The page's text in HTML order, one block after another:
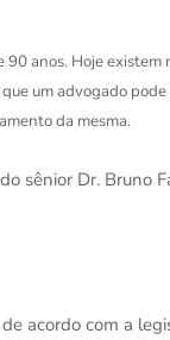
anos. Hoje
um advogado
da mesma.
sênior Dr. Bruno
acordo com a